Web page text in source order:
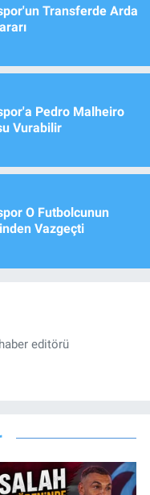
Transferde Arda
Pedro Malheiro
Vurabilir
O Futbolcunun
Vazgeçti
editörü